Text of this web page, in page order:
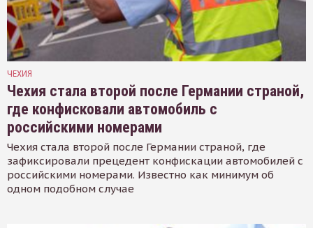
ЧЕХИЯ
Чехия стала второй после Германии страной,
где конфисковали автомобиль с
российскими номерами
Чехия стала второй после Германии страной, где
зафиксировали прецедент конфискации автомобилей с
российскими номерами. Известно как минимум об
одном подобном случае